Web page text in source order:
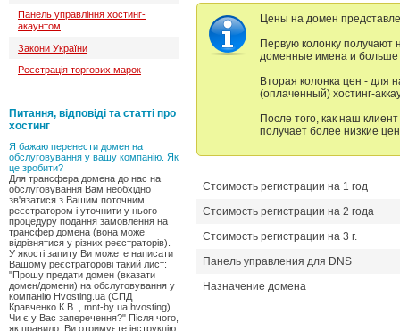
Цены на домен
Первую колонку получают
доменные имена и больше
Вторая колонка цен - для
(оплаченный) хостинг-
После того, как наш
получает более низкие
Стоимость регистрации на 1 год
Стоимость регистрации на 2 года
Стоимость регистрации на 3 г.
Панель управления для DNS
Назначение домена
Панель управління хостинг-
акаунтом
Закони України
Реєстрація торгових марок
Питання, відповіді та статті про
хостинг
Я бажаю перенести домен на
обслуговування у вашу компанію. Як
це зробити?
Для трансфера домена до нас на
обслуговування Вам необхідно
зв'язатися з Вашим поточним
реєстратором і уточнити у нього
процедуру подання замовлення на
трансфер домена (вона може
відрізнятися у різних реєстраторів).
У якості запиту Ви можете написати
Вашому реєстраторові такий лист:
"Прошу предати домен (вказати
домен/домени) на обслуговування у
компанію Hvosting.ua (СПД
Кравченко К.В. , mnt-by ua.hvosting)
Чи є у Вас заперечення?" Після чого,
як правило, Ви отримуєте інструкцію,